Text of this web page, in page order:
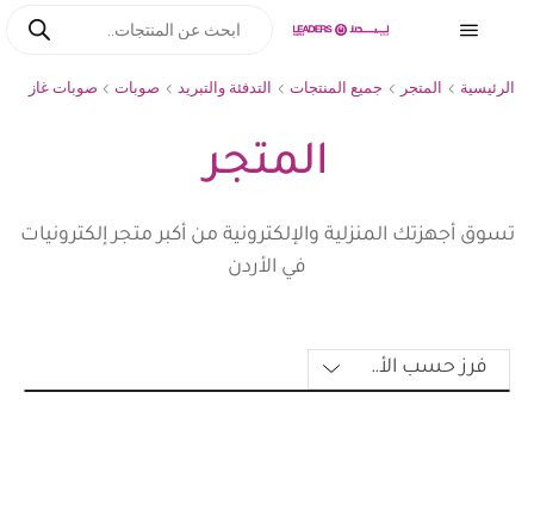
الرئيسية المتجر جميع المنتجات التدفئة والتبريد صوبات صوبات غاز
المتجر
تسوق أجهزتك المنزلية والإلكترونية من أكبر متجر إلكترونيات
في الأردن